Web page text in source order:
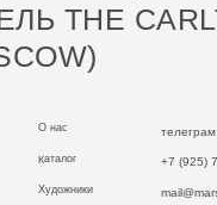
Каталог
Художники
О нас
+7 (925)
THE